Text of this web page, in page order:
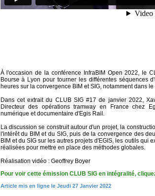
À l'occasion de la conférence InfraBIM Open 2022, le
Bourse à Lyon pour tourner les différentes séquences
heures sur la convergence BIM et SIG, notamment dans
Dans cet extrait du CLUB SIG #17 de janvier 2022,
Directeur des opérations tramway en France chez
numérique et documentaire d'Egis Rail.
La discussion se construit autour d'un projet, la
l'intérêt du BIM et du SIG, puis de la convergence des
BIM et du SIG sur les autres projets d'EGIS, les outils qui
réalisées pour mettre en place des méthodes globales.
Réalisation vidéo : Geoffrey Boyer
Pour voir cette émission CLUB SIG en intégralité,
Article mis en ligne le Jeudi 27 Janvier 2022